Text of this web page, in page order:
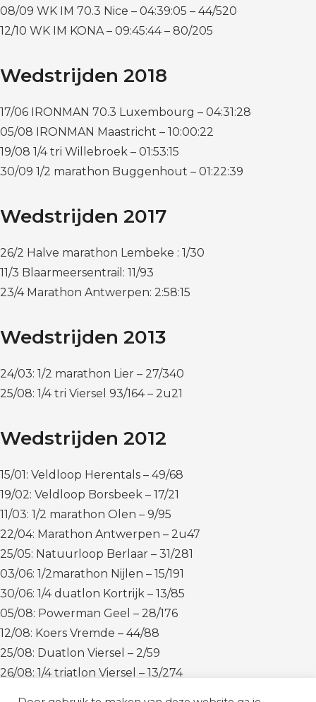
08/09 WK IM 70.3 Nice – 04:39:05 – 44/520
12/10 WK IM KONA – 09:45:44 – 80/205
Wedstrijden 2018
17/06 IRONMAN 70.3 Luxembourg – 04:31:28
05/08 IRONMAN Maastricht – 10:00:22
19/08 1/4 tri Willebroek – 01:53:15
30/09 1/2 marathon Buggenhout – 01:22:39
Wedstrijden 2017
26/2 Halve marathon Lembeke : 1/30
11/3 Blaarmeersentrail: 11/93
23/4 Marathon Antwerpen: 2:58:15
Wedstrijden 2013
24/03: 1/2 marathon Lier – 27/340
25/08: 1/4 tri Viersel 93/164 – 2u21
Wedstrijden 2012
15/01: Veldloop Herentals – 49/68
19/02: Veldloop Borsbeek – 17/21
11/03: 1/2 marathon Olen – 9/95
22/04: Marathon Antwerpen – 2u47
25/05: Natuurloop Berlaar – 31/281
03/06: 1/2marathon Nijlen – 15/191
30/06: 1/4 duatlon Kortrijk – 13/85
05/08: Powerman Geel – 28/176
12/08: Koers Vremde – 44/88
25/08: Duatlon Viersel – 2/59
26/08: 1/4 triatlon Viersel – 13/274